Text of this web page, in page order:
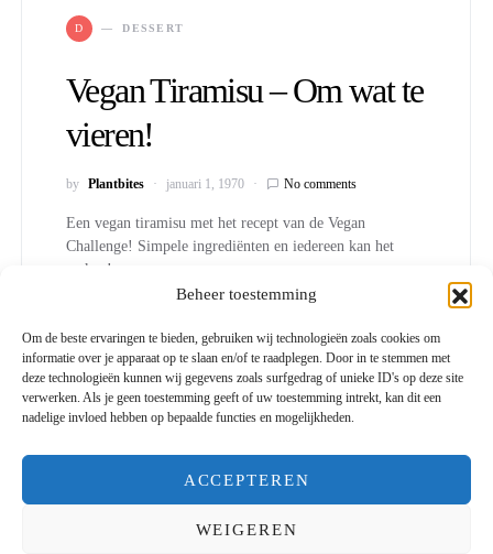
Beheer toestemming
Om de beste ervaringen te bieden, gebruiken wij technologieën zoals cookies om
informatie over je apparaat op te slaan en/of te raadplegen. Door in te stemmen met
deze technologieën kunnen wij gegevens zoals surfgedrag of unieke ID's op deze site
verwerken. Als je geen toestemming geeft of uw toestemming intrekt, kan dit een
nadelige invloed hebben op bepaalde functies en mogelijkheden.
ACCEPTEREN
WEIGEREN
D DESSERT
Vegan Tiramisu – Om wat te
vieren!
by Plantbites januari 1, 1970 No comments
Een vegan tiramisu met het recept van de Vegan
Challenge! Simpele ingrediënten en iedereen kan het
maken!
Plantbites